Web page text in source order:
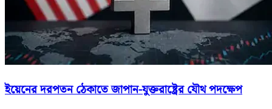
ইয়েনের দরপতন ঠেকাতে জাপান-যুক্তরাষ্ট্রের যৌথ পদক্ষেপ